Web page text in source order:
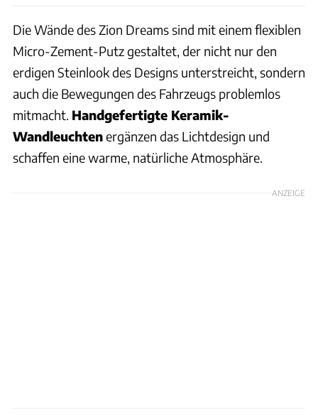
Die Wände des Zion Dreams sind mit einem flexiblen
Micro-Zement-Putz gestaltet, der nicht nur den
erdigen Steinlook des Designs unterstreicht, sondern
auch die Bewegungen des Fahrzeugs problemlos
mitmacht. Handgefertigte Keramik-
Wandleuchtenergänzen das Lichtdesign und
schaffen eine warme, natürliche Atmosphäre.
ANZEIGE